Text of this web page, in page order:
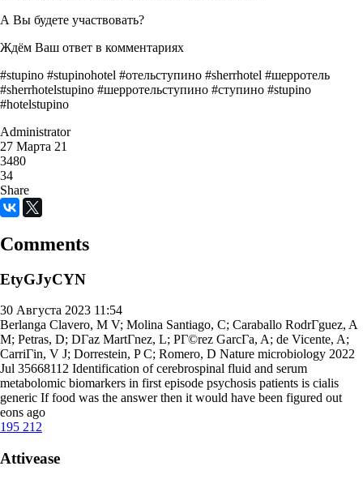
А Вы будете участвовать?
Ждём Ваш ответ в комментариях
#stupino #stupinohotel #отельступино #sherrhotel #шерротель
#sherrhotelstupino #шерротельступино #ступино #stupino
#hotelstupino
Administrator
27 Марта 21
3480
34
Share
Comments
EtyGJyCYN
30 Августа 2023 11:54
Berlanga Clavero, M V; Molina Santiago, C; Caraballo RodrГ­guez, A
M; Petras, D; DГ­az MartГ­nez, L; PГ©rez GarcГ­a, A; de Vicente, A;
CarriГіn, V J; Dorrestein, P C; Romero, D Nature microbiology 2022
Jul 35668112 Identification of cerebrospinal fluid and serum
metabolomic biomarkers in first episode psychosis patients is cialis
generic If food was the answer then it would have been figured out
eons ago
195 212
Attivease